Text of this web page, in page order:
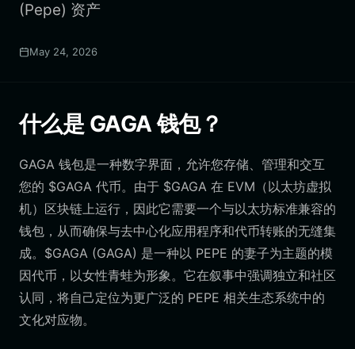
(Pepe) 资产
May 24, 2026
什么是 GAGA 钱包？
GAGA 钱包是一种数字界面，允许您存储、管理和交互
您的 $GAGA 代币。由于 $GAGA 在 EVM（以太坊虚拟
机）区块链上运行，因此它需要一个与以太坊标准兼容的
钱包，从而确保与去中心化应用程序和代币转账的无缝集
成。$GAGA (GAGA) 是一种以 PEPE 的妻子为主题的模
因代币，以女性青蛙为形象。它在叙事中强调独立和社区
认同，将自己定位为更广泛的 PEPE 相关生态系统中的
文化对应物。